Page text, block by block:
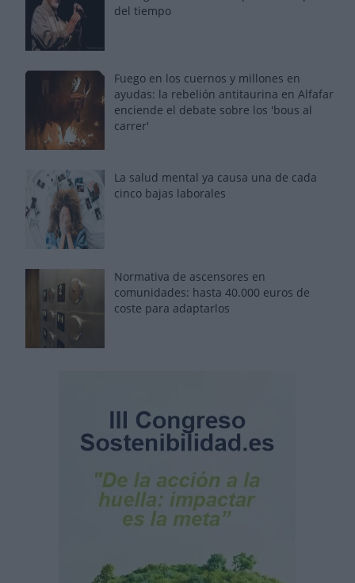
del tiempo
Fuego en los cuernos y millones en
ayudas: la rebelión antitaurina en Alfafar
enciende el debate sobre los 'bous al
carrer'
La salud mental ya causa una de cada
cinco bajas laborales
Normativa de ascensores en
comunidades: hasta 40.000 euros de
coste para adaptarlos